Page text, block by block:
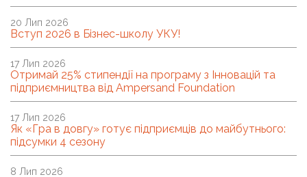
Вступ 2026 в Бізнес-школу УКУ!
20 Лип 2026
Отримай 25% стипендії на програму з Інновацій та
підприємництва від Ampersand Foundation
17 Лип 2026
Як «Гра в довгу» готує підприємців до майбутнього:
підсумки 4 сезону
17 Лип 2026
8 Лип 2026